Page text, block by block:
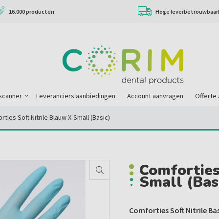
16.000 producten Hoge
Leveranciers aanbiedingen Account aanvragen Offerte
Soft Nitrile Blauw X-Small (basic)
Small
Comforties Soft Nitrile